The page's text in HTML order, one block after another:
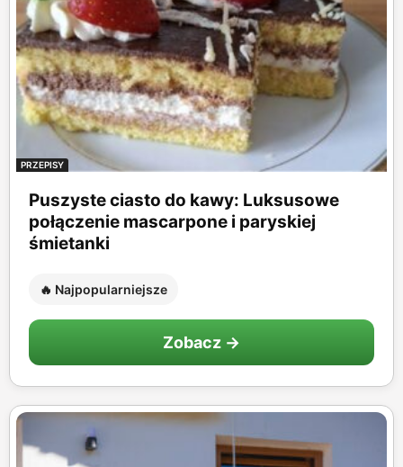
PRZEPISY
Puszyste ciasto do kawy: Luksusowe
połączenie mascarpone i paryskiej
śmietanki
🔥 Najpopularniejsze
Zobacz →